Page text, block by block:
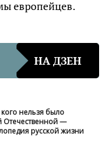
европейцев.
НА ДЗЕН
нельзя было
Отечественной —
русской жизни